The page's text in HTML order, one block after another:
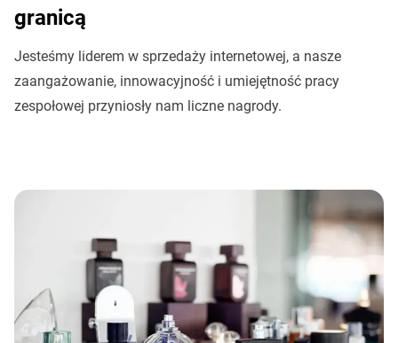
granicą
Jesteśmy liderem w sprzedaży internetowej, a nasze
zaangażowanie, innowacyjność i umiejętność pracy
zespołowej przyniosły nam liczne nagrody.